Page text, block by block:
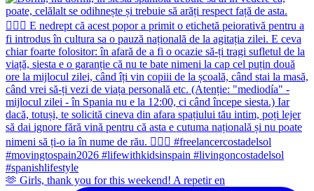
🫶 Girls, thank you for this weekend! A repetir en